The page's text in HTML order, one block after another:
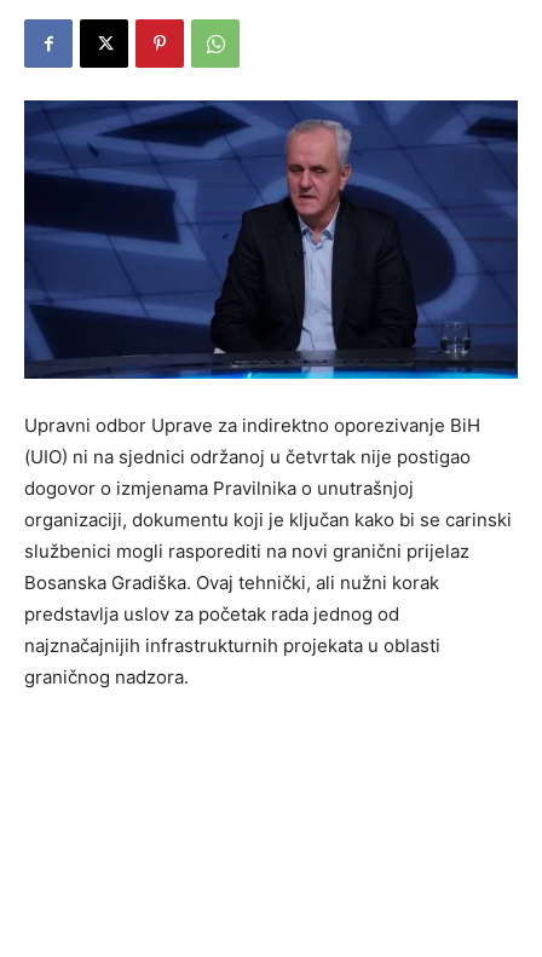
Upravni odbor Uprave za indirektno oporezivanje BiH
(UIO) ni na sjednici održanoj u četvrtak nije postigao
dogovor o izmjenama Pravilnika o unutrašnjoj
organizaciji, dokumentu koji je ključan kako bi se carinski
službenici mogli rasporediti na novi granični prijelaz
Bosanska Gradiška. Ovaj tehnički, ali nužni korak
predstavlja uslov za početak rada jednog od
najznačajnijih infrastrukturnih projekata u oblasti
graničnog nadzora.